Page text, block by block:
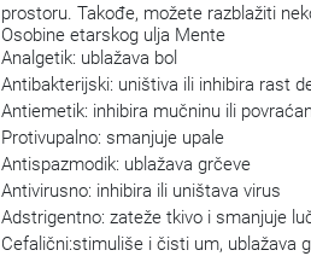
prostoru. Takođe, možete razblažiti
Osobine etarskog ulja Mente
Analgetik: ublažava bol
Antibakterijski: uništiva ili inhibira rast
Antiemetik: inhibira mučninu ili
Protivupalno: smanjuje upale
Antispazmodik: ublažava grčeve
Antivirusno: inhibira ili uništava virus
Adstrigentno: zateže tkivo i smanjuje
Cefalični:stimuliše i čisti um, ublažava